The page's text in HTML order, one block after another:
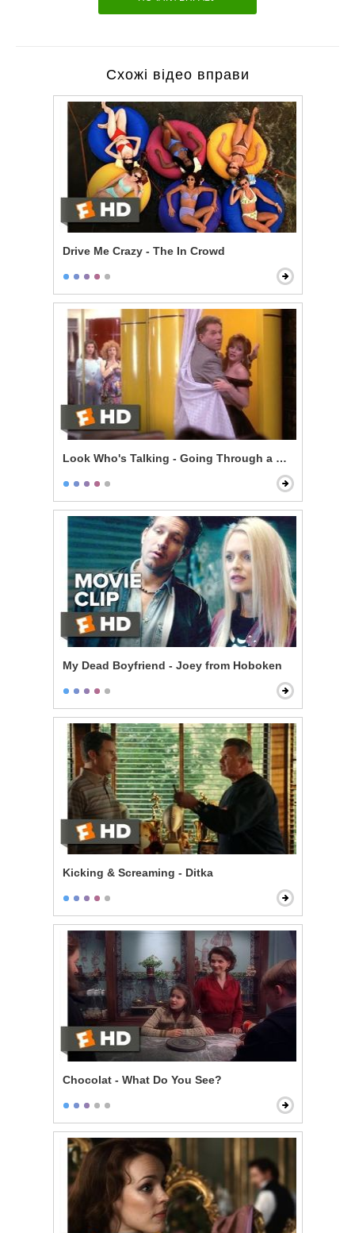
Схожі відео вправи
Drive Me Crazy - The In Crowd
Look Who's Talking - Going Through a Selfish Phase
My Dead Boyfriend - Joey from Hoboken
Kicking & Screaming - Ditka
Chocolat - What Do You See?